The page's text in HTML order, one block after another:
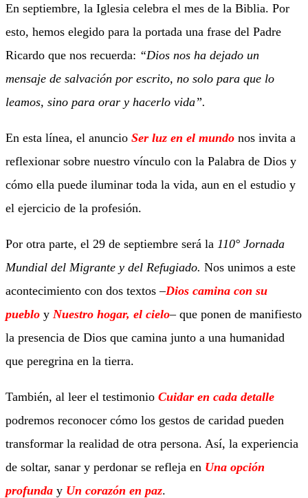
En septiembre, la Iglesia celebra el mes de la Biblia. Por
esto, hemos elegido para la portada una frase del Padre
Ricardo que nos recuerda: “Dios nos ha dejado un
mensaje de salvación por escrito, no solo para que lo
leamos, sino para orar y hacerlo vida”.
En esta línea, el anuncio Ser luz en el mundo nos invita a
reflexionar sobre nuestro vínculo con la Palabra de Dios y
cómo ella puede iluminar toda la vida, aun en el estudio y
el ejercicio de la profesión.
Por otra parte, el 29 de septiembre será la 110° Jornada
Mundial del Migrante y del Refugiado. Nos unimos a este
acontecimiento con dos textos –Dios camina con su
pueblo y Nuestro hogar, el cielo– que ponen de manifiesto
la presencia de Dios que camina junto a una humanidad
que peregrina en la tierra.
También, al leer el testimonio Cuidar en cada detalle
podremos reconocer cómo los gestos de caridad pueden
transformar la realidad de otra persona. Así, la experiencia
de soltar, sanar y perdonar se refleja en Una opción
profunda y Un corazón en paz.